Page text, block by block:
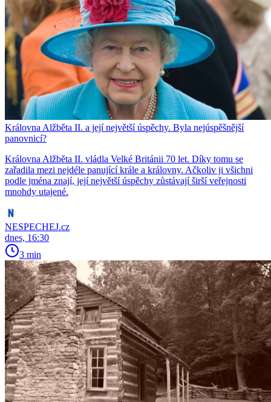
Královna Alžběta II. a její největší úspěchy. Byla nejúspěšnější
panovnicí?
Královna Alžběta II. vládla Velké Británii 70 let. Díky tomu se
zařadila mezi nejdéle panující krále a královny. Ačkoliv ji všichni
podle jména znají, její největší úspěchy zůstávají širší veřejnosti
mnohdy utajené.
NESPECHEJ.cz
dnes, 16:30
3 min